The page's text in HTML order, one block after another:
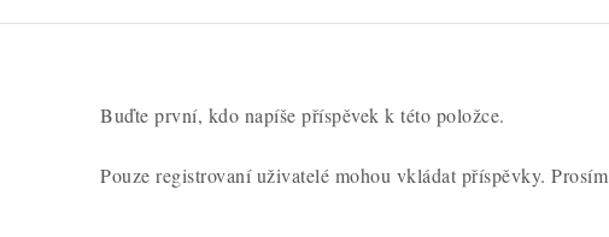
Buďte první, kdo napíše příspěvek k této položce.
Pouze registrovaní uživatelé mohou vkládat příspěvky. Prosím